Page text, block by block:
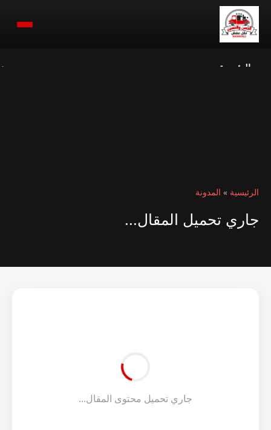
الرئيسية
الرئيسية » المدونة
جاري تحميل المقال...
جاري تحميل محتوى المقال...